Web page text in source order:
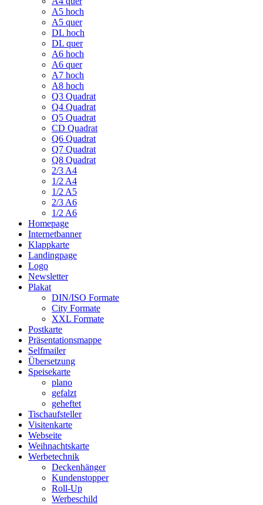
A5 hoch
A5 quer
DL hoch
DL quer
A6 hoch
A6 quer
A7 hoch
A8 hoch
Q3 Quadrat
Q4 Quadrat
Q5 Quadrat
CD Quadrat
Q6 Quadrat
Q7 Quadrat
Q8 Quadrat
2/3 A4
1/2 A4
1/2 A5
2/3 A6
1/2 A6
Homepage
Internetbanner
Klappkarte
Landingpage
Logo
Newsletter
Plakat
DIN/ISO Formate
City Formate
XXL Formate
Postkarte
Präsentationsmappe
Selfmailer
Übersetzung
Speisekarte
plano
gefalzt
geheftet
Tischaufsteller
Visitenkarte
Webseite
Weihnachtskarte
Werbetechnik
Deckenhänger
Kundenstopper
Roll-Up
Werbeschild